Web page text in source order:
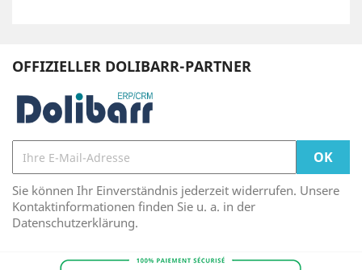
OFFIZIELLER DOLIBARR-PARTNER
Sie können Ihr Einverständnis jederzeit widerrufen. Unsere
Kontaktinformationen finden Sie u. a. in der
Datenschutzerklärung.